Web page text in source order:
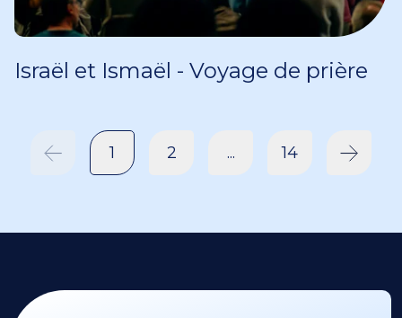
Israël et Ismaël - Voyage de prière
1 2 ... 14